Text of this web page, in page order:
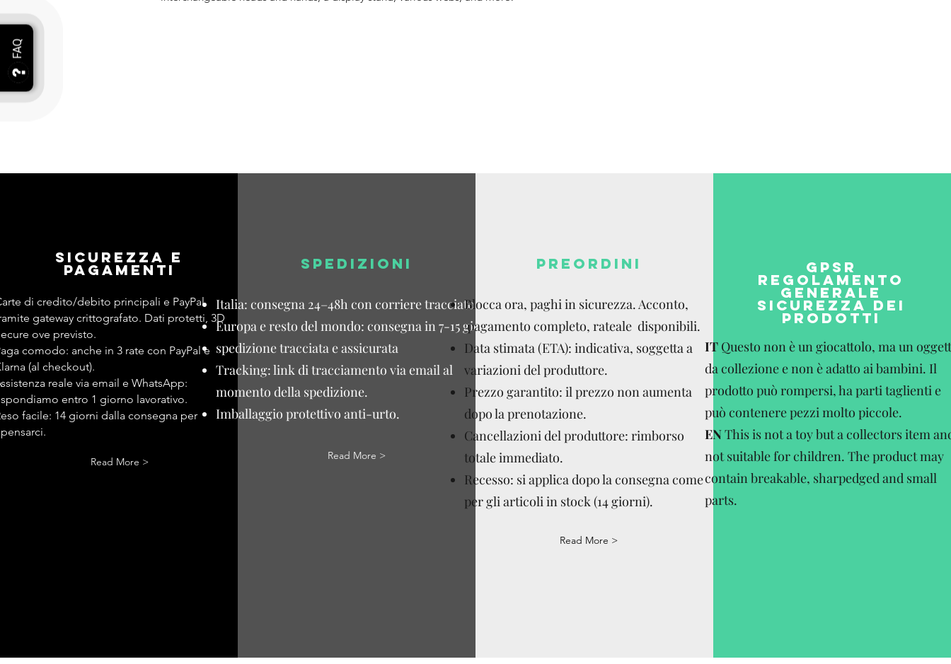
Sicurezza e
pagamenti
di credito/debito principali e PayPal
gateway crittografato. Dati protetti, 3D
ove previsto.
comodo: anche in 3 rate con PayPal e
(al checkout).
reale via email e WhatsApp:
entro 1 giorno lavorativo.
facile: 14 giorni dalla consegna per
Read More >
SPEDIZIONI
Italia: consegna 24–48h con corriere tracciato.
Europa e resto del mondo: consegna in 7-15 giorni
spedizione tracciata e assicurata
Tracking: link di tracciamento via email al
momento della spedizione.
Imballaggio protettivo anti-urto.
Read More >
PREORDINI
Blocca ora, paghi in sicurezza. Acconto,
pagamento completo, rateale disponibili.
Data stimata (ETA): indicativa, soggetta a
variazioni del produttore.
Prezzo garantito: il prezzo non aumenta
dopo la prenotazione.
Cancellazioni del produttore: rimborso
totale immediato.
Recesso: si applica dopo la consegna come
per gli articoli in stock (14 giorni).
Read More >
GPSR
REGOLAMENTO
GENERALE
SICUREZZA DEI
PRODOTTI
ITQuesto non è un giocattolo, ma un
da collezione e non è adatto ai bambini. Il
prodotto può rompersi, ha parti taglienti e
può contenere pezzi molto piccole.
ENThis is not a toy but a collectors item
not suitable for children. The product may
contain breakable, sharpedged and small
parts.